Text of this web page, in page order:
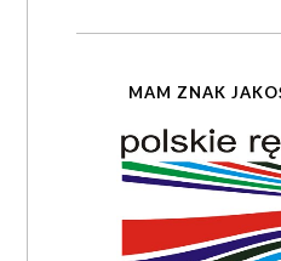
MAM ZNAK